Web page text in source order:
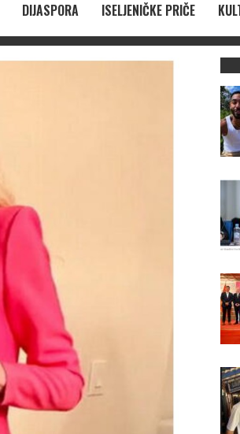
DIJASPORA ISELJENIČKE PRIČE